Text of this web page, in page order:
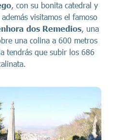
, con su bonita catedral y
visitamos el famoso
dos Remedios, una
una colina a 600 metros
tendrás que subir los 686